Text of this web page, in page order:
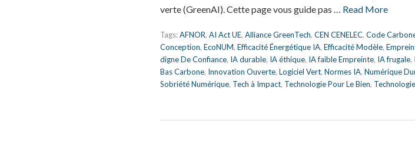
verte (GreenAI). Cette page vous guide pas … Read More
Tags:AFNOR, AI Act UE, Alliance GreenTech, CEN CENELEC, Code
Conception, EcoNUM, Efficacité Énergétique IA, Efficacité Modèle,
digne De Confiance, IA durable, IA éthique, IA faible Empreinte, IA frugale,
Bas Carbone, Innovation Ouverte, Logiciel Vert, Normes IA, Numérique
Sobriété Numérique, Tech à Impact, Technologie Pour Le Bien,